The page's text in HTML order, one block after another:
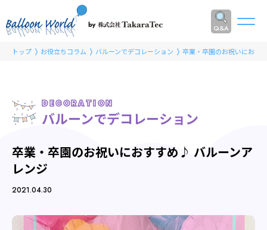
Q&A
トップ お役立ちコラム バルーンでデコレーション 卒業・卒園のお祝いにおす
DECORATION
バルーンでデコレーション
卒業・卒園のお祝いにおすすめ♪ バルーンア
レンジ
2021.04.30